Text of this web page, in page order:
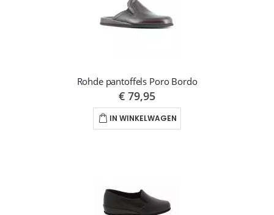
Rohde pantoffels Poro Bordo
€ 79,95
IN WINKELWAGEN